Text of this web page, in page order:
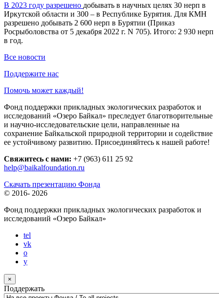
В 2023 году разрешено добывать в научных целях 30 нерп в
Иркутской области и 300 – в Республике Бурятия. Для КМН
разрешено добывать 2 600 нерп в Бурятии (Приказ
Росрыболовства от 5 декабря 2022 г. N 705). Итого: 2 930 нерп
в год.
Все новости
Поддержите нас
Помочь может каждый!
Фонд поддержки прикладных экологических разработок и
исследований «Озеро Байкал» преследует благотворительные
и научно-исследовательские цели, направленные на
сохранение Байкальской природной территории и содействие
ее устойчивому развитию. Присоединяйтесь к нашей работе!
Свяжитесь с нами: +7 (963) 611 25 92
help@baikalfoundation.ru
Скачать презентацию Фонда
© 2016- 2026
Фонд поддержки прикладных экологических разработок и
исследований «Озеро Байкал»
tel
vk
o
y
×
Поддержать